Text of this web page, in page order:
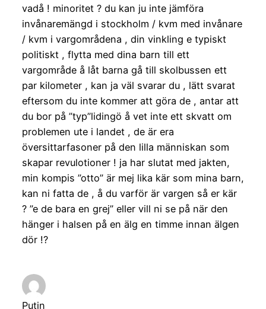
vadå ! minoritet ? du kan ju inte jämföra
invånaremängd i stockholm / kvm med invånare
/ kvm i vargområdena , din vinkling e typiskt
politiskt , flytta med dina barn till ett
vargområde å låt barna gå till skolbussen ett
par kilometer , kan ja väl svarar du , lätt svarat
eftersom du inte kommer att göra de , antar att
du bor på ”typ”lidingö å vet inte ett skvatt om
problemen ute i landet , de är era
översittarfasoner på den lilla människan som
skapar revulotioner ! ja har slutat med jakten,
min kompis ”otto” är mej lika kär som mina barn,
kan ni fatta de , å du varför är vargen så er kär
? ”e de bara en grej” eller vill ni se på när den
hänger i halsen på en älg en timme innan älgen
dör !?
Putin